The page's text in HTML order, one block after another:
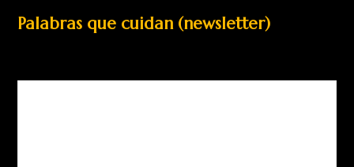
Palabras que cuidan (newsletter)